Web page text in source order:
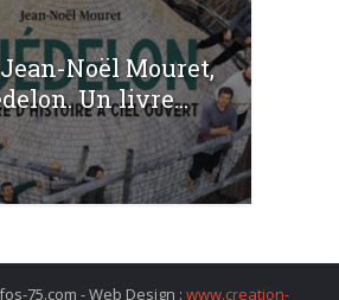
Noël Mouret,
Un livre...
75.com - Web Design : www.creation-